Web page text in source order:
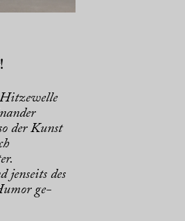
der Kunst
jenseits des
ge-